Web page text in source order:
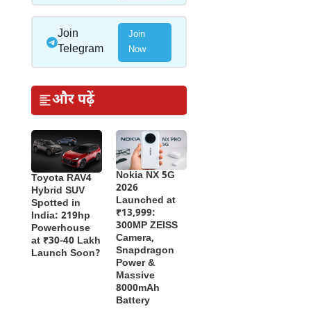
Join
Telegram
Join
Now
और पढ़ें
Toyota RAV4
Hybrid SUV
Spotted in
India: 219hp
Powerhouse
at ₹30-40 Lakh
Launch Soon?
Nokia NX 5G
2026
Launched at
₹13,999:
300MP ZEISS
Camera,
Snapdragon
Power &
Massive
8000mAh
Battery